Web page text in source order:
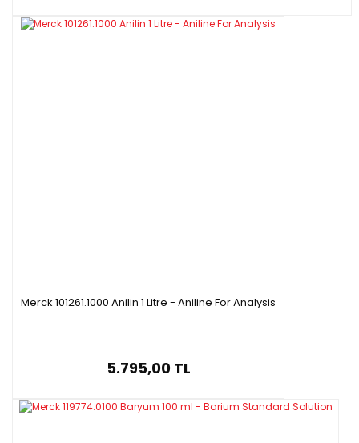
Merck 101261.1000 Anilin 1 Litre - Aniline For Analysis
5.795,00 TL